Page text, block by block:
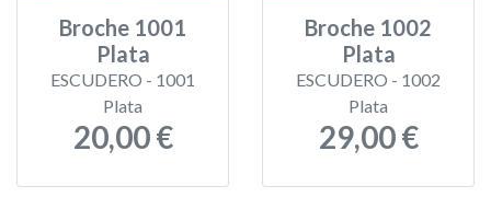
Broche 1001
Plata
ESCUDERO - 1001
Plata
20,00 €
Broche 1002
Plata
ESCUDERO - 1002
Plata
29,00 €